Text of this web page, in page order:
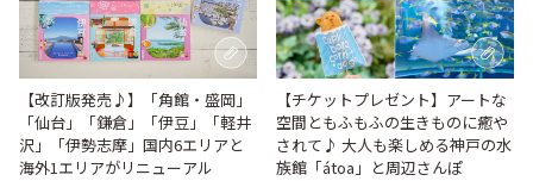
【改訂版発売♪】「角館・盛岡」
「仙台」「鎌倉」「伊豆」「軽井
沢」「伊勢志摩」国内6エリアと
海外1エリアがリニューアル
【チケットプレゼント】アートな
空間ともふもふの生きものに癒や
されて♪ 大人も楽しめる神戸の水
族館「átoa」と周辺さんぽ